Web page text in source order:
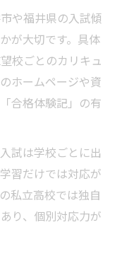
や福井県の入試傾
が大切です。具体
校ごとのカリキュ
ホームページや資
合格体験記」の有
試は学校ごとに出
習だけでは対応が
私立高校では独自
り、個別対応力が